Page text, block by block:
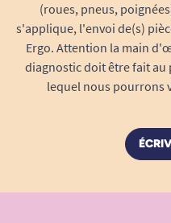
(roues, pneus,
s'applique, l'envoi de(s)
Ergo. Attention la main
diagnostic doit être fait au
lequel nous pourrons